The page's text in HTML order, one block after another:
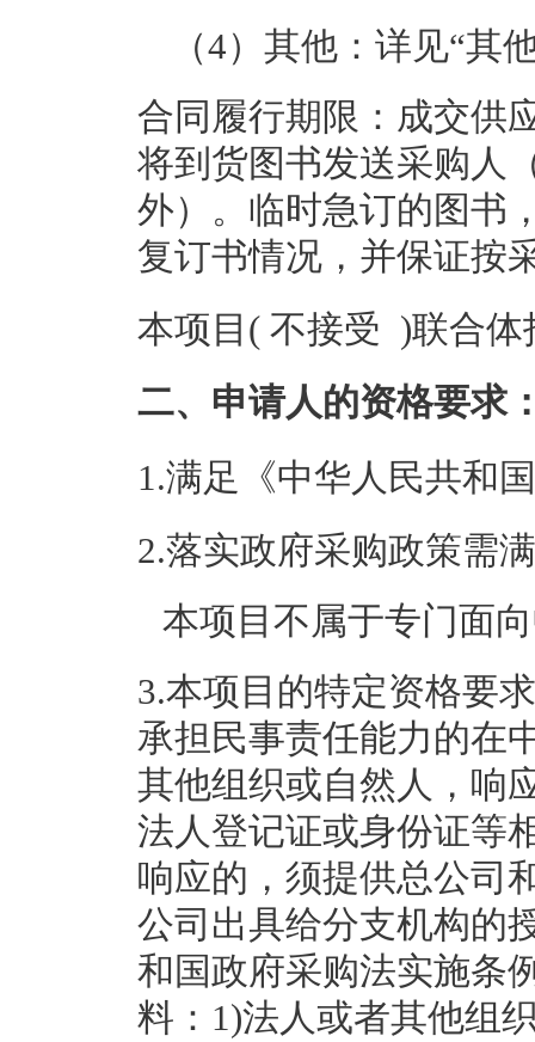
（4）其他：详见“其
合同履行期限：成交供
将到货图书发送采购人
外）。临时急订的图书
复订书情况，并保证按
本项目( 不接受 )联合体
二、申请人的资格要求
1.满足《中华人民共和
2.落实政府采购政策需
本项目不属于专门面
3.本项目的特定资格要
承担民事责任能力的在
其他组织或自然人，响
法人登记证或身份证等
响应的，须提供总公司
公司出具给分支机构的
和国政府采购法实施条
料：1)法人或者其他组